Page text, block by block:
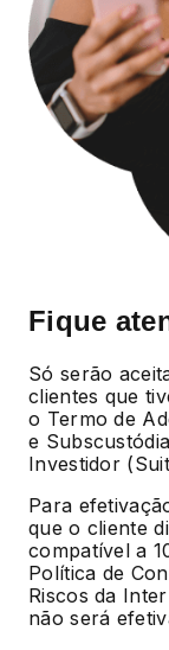
Fique
Só serão
clientes que
o Termo de
e
Investidor
Para
que o cliente
compatível a
Política de
Riscos da
não será